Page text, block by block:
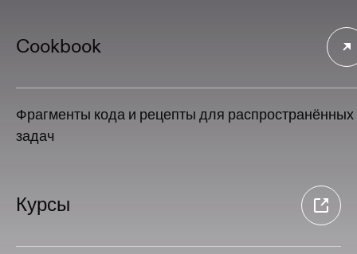
Cookbook
Фрагменты кода и рецепты для распространённых
задач
Курсы